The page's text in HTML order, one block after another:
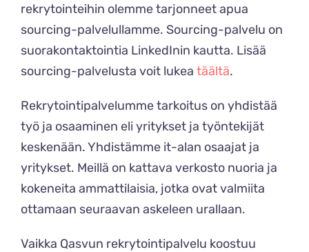
rekrytointeihin olemme tarjonneet apua
sourcing-palvelullamme. Sourcing-palvelu on
suorakontaktointia LinkedInin kautta. Lisää
sourcing-palvelusta voit lukea täältä.
Rekrytointipalvelumme tarkoitus on yhdistää
työ ja osaaminen eli yritykset ja työntekijät
keskenään. Yhdistämme it-alan osaajat ja
yritykset. Meillä on kattava verkosto nuoria ja
kokeneita ammattilaisia, jotka ovat valmiita
ottamaan seuraavan askeleen urallaan.
Vaikka Qasvun rekrytointipalvelu koostuu